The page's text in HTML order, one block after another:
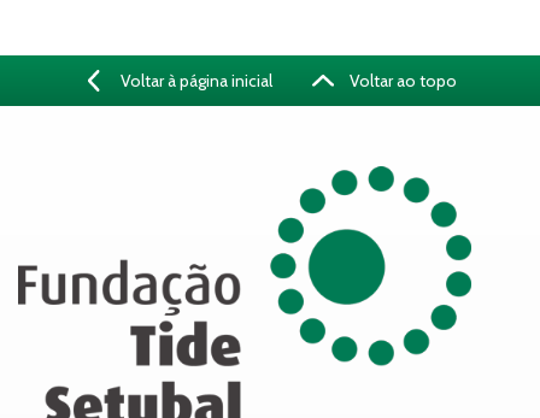
Voltar à página inicial Voltar ao topo